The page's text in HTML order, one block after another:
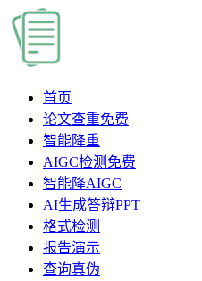
首页
论文查重免费
智能降重
AIGC检测 免费
智能降AIGC
AI生成答辩PPT
格式检测
报告演示
查询真伪